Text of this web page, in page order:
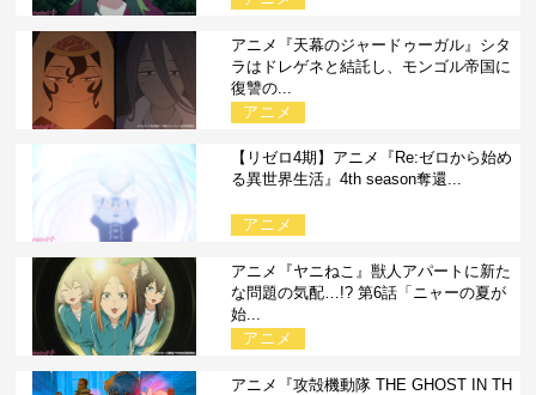
アニメ『天幕のジャードゥーガル』シタ
ラはドレゲネと結託し、モンゴル帝国に
復讐の...
アニメ
【リゼロ4期】アニメ『Re:ゼロから始め
る異世界生活』4th season奪還...
アニメ
アニメ『ヤニねこ』獣人アパートに新た
な問題の気配…!? 第6話「ニャーの夏が
始...
アニメ
アニメ『攻殻機動隊 THE GHOST IN TH